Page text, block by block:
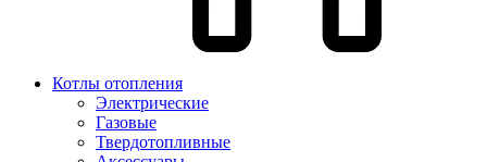
Котлы отопления
Электрические
Газовые
Твердотопливные